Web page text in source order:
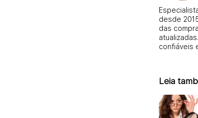
desde
das
confiáveis
Leia